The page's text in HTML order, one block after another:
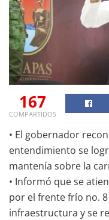
167
COMPARTIDOS
• El gobernador
entendimiento se
mantenía sobre la
• Informó que se
por el frente frío no.
infraestructura y se